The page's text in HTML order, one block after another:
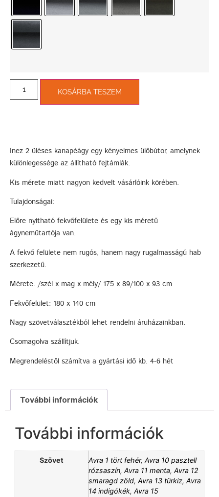
KOSÁRBA TESZEM
Inez 2 üléses kanapéágy egy kényelmes ülőbútor, amelynek
különlegessége az állítható fejtámlák.
Kis mérete miatt nagyon kedvelt vásárlóink körében.
Tulajdonságai:
Előre nyitható fekvőfelülete és egy kis méretű
ágyneműtartója van.
A fekvő felülete nem rugós, hanem nagy rugalmasságú hab
szerkezetű.
Mérete: /szél x mag x mély/ 175 x 89/100 x 93 cm
Fekvőfelület: 180 x 140 cm
Nagy szövetválasztékból lehet rendelni áruházainkban.
Csomagolva szállítjuk.
Megrendeléstől számítva a gyártási idő kb. 4-6 hét
További információk
További információk
Szövet Avra 1 tört fehér, Avra 10 pasztell
rózsaszín, Avra 11 menta, Avra 12
smaragd zöld, Avra 13 türkiz, Avra
14 indigókék, Avra 15